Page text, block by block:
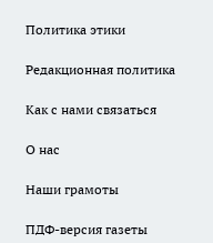
Политика этики
Редакционная политика
Как с нами связаться
О нас
Наши грамоты
ПДФ-версия газеты